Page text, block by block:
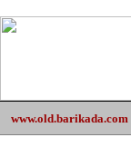
www.old.barikada.com